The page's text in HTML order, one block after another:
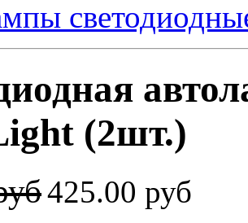
(2шт.)
425.00 руб